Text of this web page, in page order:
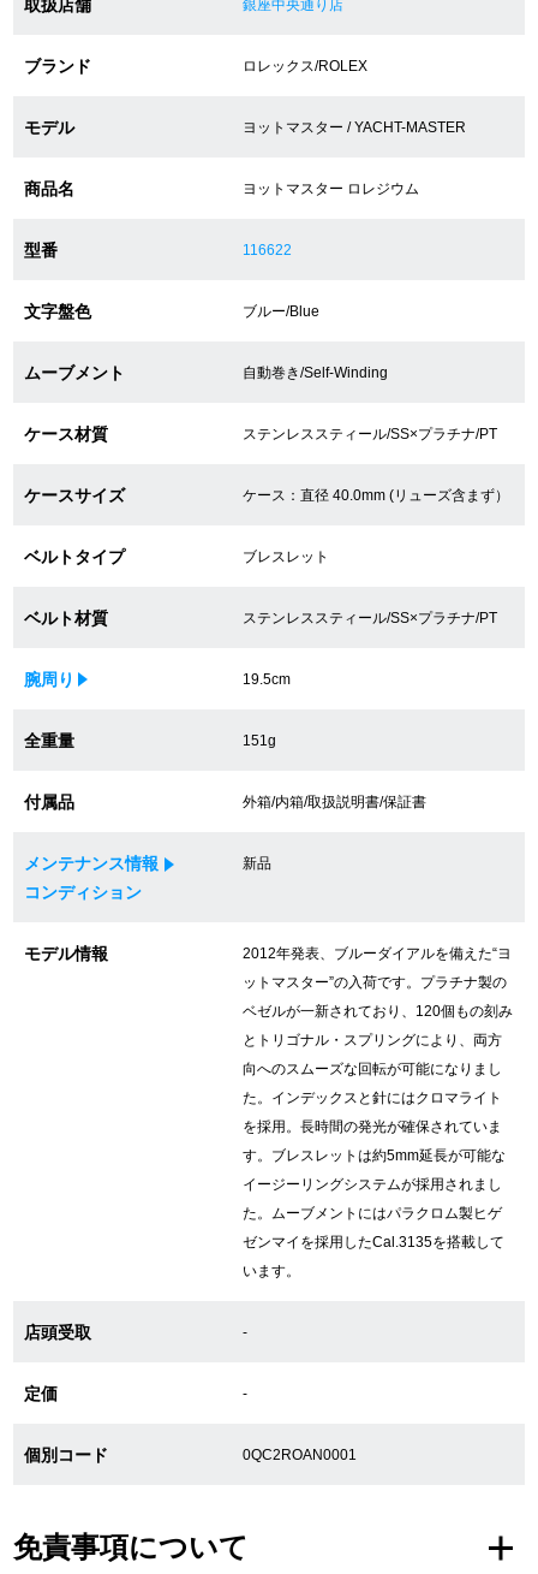
腕時計サイズ調整サービス
店舗受け取りサービス
店舗取り寄せサービス
修理・メンテナンスをご希望の方
修理依頼をする
修理・メンテンナンスについて
外装仕上げについて
GINZA RASINについて
GINZA RASINの中古腕時計について
受賞歴
求人情報
銀座中央通り店
取扱店舗 銀座中央通り店
ブランド ロレックス/ROLEX
モデル ヨットマスター / YACHT-MASTER
商品名 ヨットマスター ロレジウム
型番 116622
文字盤色 ブルー/Blue
ムーブメント 自動巻き/Self-Winding
ケース材質 ステンレススティール/SS×プラチナ/PT
ケースサイズ ケース：直径 40.0mm (リューズ含まず）
ベルトタイプ ブレスレット
ベルト材質 ステンレススティール/SS×プラチナ/PT
腕周り 19.5cm
全重量 151g
付属品 外箱/内箱/取扱説明書/保証書
メンテナンス情報
コンディション
新品
モデル情報
2012年発表、ブルーダイアルを備えた“ヨ
ットマスター”の入荷です。プラチナ製の
ベゼルが一新されており、120個もの刻み
とトリゴナル・スプリングにより、両方
向へのスムーズな回転が可能になりまし
た。インデックスと針にはクロマライト
を採用。長時間の発光が確保されていま
す。ブレスレットは約5mm延長が可能な
イージーリングシステムが採用されまし
た。ムーブメントにはパラクロム製ヒゲ
ゼンマイを採用したCal.3135を搭載して
います。
店頭受取 -
定価 -
個別コード 0QC2ROAN0001
免責事項について